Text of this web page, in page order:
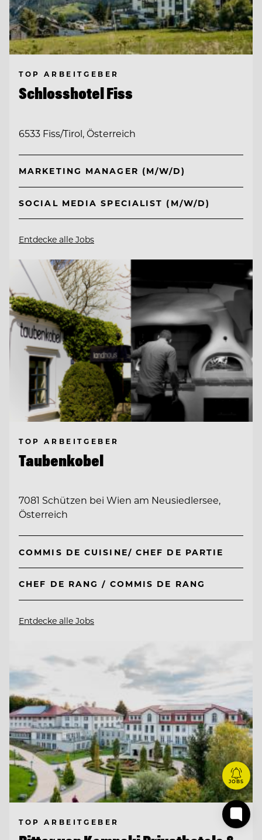
TOP ARBEITGEBER
Schlosshotel Fiss
6533 Fiss/Tirol, Österreich
MARKETING MANAGER (M/W/D)
SOCIAL MEDIA SPECIALIST (M/W/D)
Entdecke alle Jobs
TOP ARBEITGEBER
Taubenkobel
7081 Schützen bei Wien am Neusiedlersee,
Österreich
COMMIS DE CUISINE/ CHEF DE PARTIE
CHEF DE RANG / COMMIS DE RANG
Entdecke alle Jobs
TOP ARBEITGEBER
JOBS